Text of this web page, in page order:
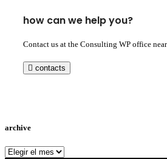
how can we help you?
Contact us at the Consulting WP office
contacts
archive
archive